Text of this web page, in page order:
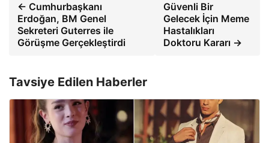
← Cumhurbaşkanı
Erdoğan, BM Genel
Sekreteri Guterres ile
Görüşme Gerçekleştirdi
Güvenli Bir
Gelecek İçin Meme
Hastalıkları
Doktoru Kararı →
Tavsiye Edilen Haberler